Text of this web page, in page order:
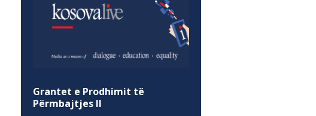
Grantet e Prodhimit të
Përmbajtjes II